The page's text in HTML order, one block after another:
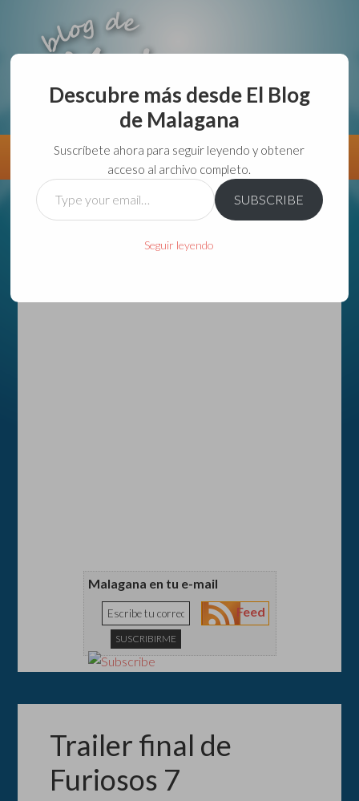
aunque lo haga de malas lo hago....
Información Directorio VivirGuadalajara
Malagana en tu e-mail
Feed
Trailer final de
Furiosos 7
Descubre más desde El Blog
de Malagana
Suscríbete ahora para seguir leyendo y obtener
acceso al archivo completo.
Type
your
SUBSCRIBE
Seguir leyendo